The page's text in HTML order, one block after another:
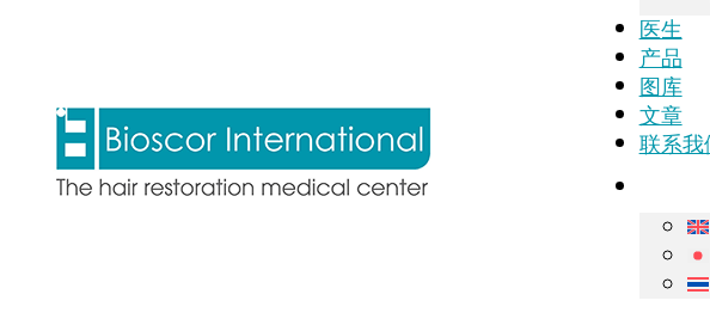
医生
产品
图库
文章
联系